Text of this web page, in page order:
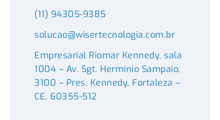
(11) 94305-9385
solucao@wisertecnologia.com.br
Empresarial Riomar Kennedy, sala
1004 – Av. Sgt. Hermínio Sampaio,
3100 – Pres. Kennedy, Fortaleza –
CE, 60355-512